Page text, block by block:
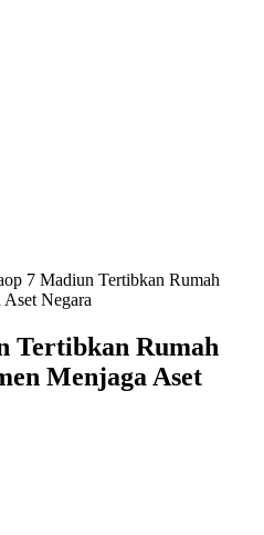
7 Madiun Tertibkan Rumah
Negara
Tertibkan Rumah
Menjaga Aset